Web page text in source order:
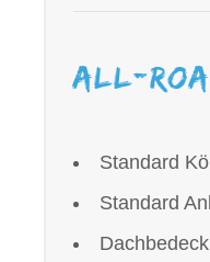
All-
Standard
Standard